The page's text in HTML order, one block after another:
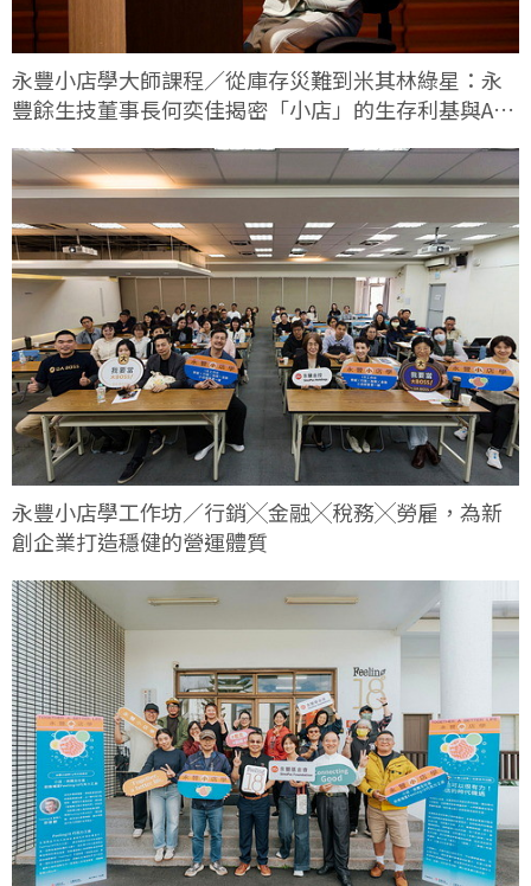
永豐小店學大師課程／從庫存災難到米其林綠星：永
豐餘生技董事長何奕佳揭密「小店」的生存利基與AI
永豐小店學工作坊／行銷╳金融╳稅務╳勞雇，為新
創企業打造穩健的營運體質